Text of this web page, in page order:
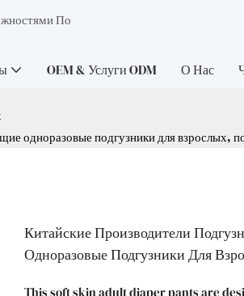
По
OEM & Услуги ODM О Нас
одноразовые подгузники для взрослых,
Китайские Производители
Одноразовые Подгузники Для
This soft skin adult diaper pants are